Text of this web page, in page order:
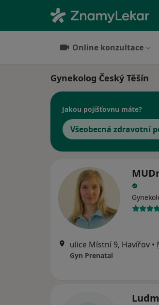
Online konzultace
Gynekolog Český Těšín
Jakou pojišťovnu máte?
Všeobecná zdravotní
ulice Místní 9, Havířov •
Gyn Prenatal